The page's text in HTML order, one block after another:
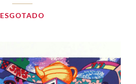
ESGOTADO